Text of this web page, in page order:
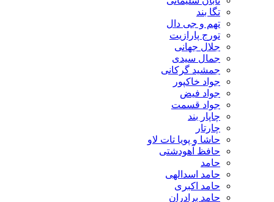
تگا بند
تهم و جی دال
تورج پارازیت
جلال جهانی
جمال سیدی
جمشید گرکانی
جواد خاکپور
جواد فیض
جواد قسمت
چاپار بند
چارتار
حاشا و پویا تات لاو
حافظ آهودشتی
حامد
حامد اسدالهی
حامد اکبری
حامد برادران